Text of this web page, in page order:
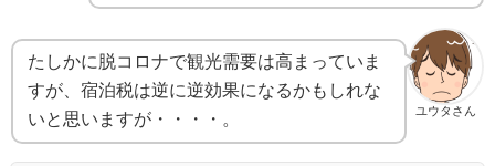
ユウタさん
たしかに脱コロナで観光需要は高まっていま
すが、宿泊税は逆に逆効果になるかもしれな
いと思いますが・・・・。